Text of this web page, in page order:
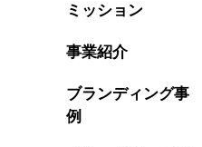
ミッション
事業紹介
ブランディング事
例